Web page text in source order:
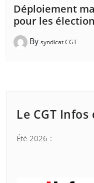
Déploiement
pour les
By syndicat CGT
Le CGT
Été 2026 :